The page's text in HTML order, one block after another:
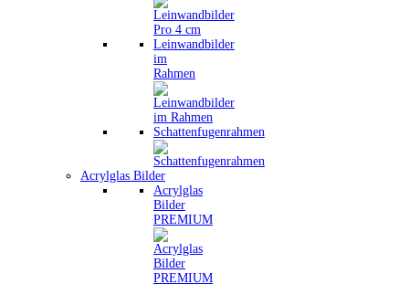
Leinwandbilder
im
Rahmen
Schattenfugenrahmen
Acrylglas Bilder
Acrylglas
Bilder
PREMIUM